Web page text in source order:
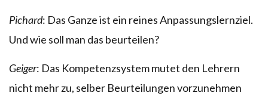
Pichard: Das Ganze ist ein reines Anpassungslernziel.
Und wie soll man das beurteilen?
Geiger: Das Kompetenzsystem mutet den Lehrern
nicht mehr zu, selber Beurteilungen vorzunehmen